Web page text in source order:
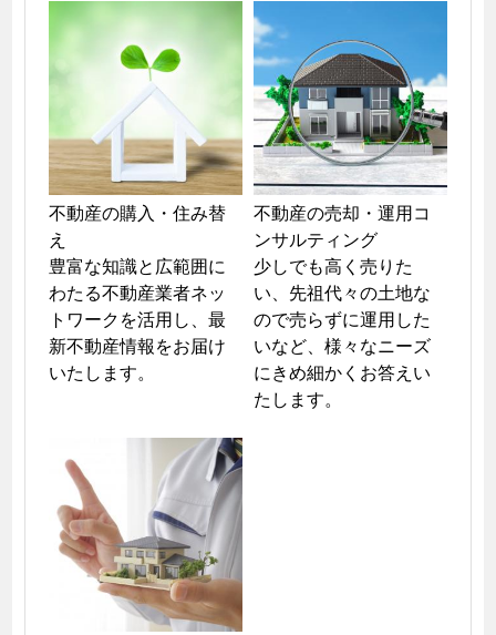
不動産の購入・住み替
え
豊富な知識と広範囲に
わたる不動産業者ネッ
トワークを活用し、最
新不動産情報をお届け
いたします。
不動産の売却・運用コ
ンサルティング
少しでも高く売りた
い、先祖代々の土地な
ので売らずに運用した
いなど、様々なニーズ
にきめ細かくお答えい
たします。